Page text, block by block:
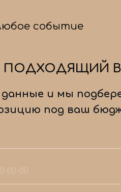
событие
ПОДХОДЯЩИЙ
и мы
под ваш